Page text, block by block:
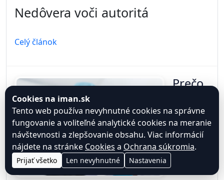
Nedôvera voči autoritá
Celý článok
Prečo
Cookies na iman.sk
Tento web používa nevyhnutné cookies na správne
fungovanie a voliteľné analytické cookies na meranie
návštevnosti a zlepšovanie obsahu. Viac informácií
nájdete na stránke Cookies a Ochrana súkromia.
Prijať všetko Len nevyhnutné Nastavenia